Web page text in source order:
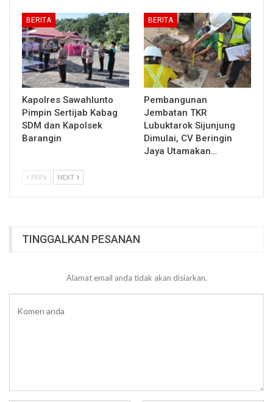
BERITA
Kapolres Sawahlunto
Pimpin Sertijab Kabag
SDM dan Kapolsek
Barangin
BERITA
Pembangunan
Jembatan TKR
Lubuktarok Sijunjung
Dimulai, CV Beringin
Jaya Utamakan…
PREV NEXT
TINGGALKAN PESANAN
Alamat email anda tidak akan disiarkan.